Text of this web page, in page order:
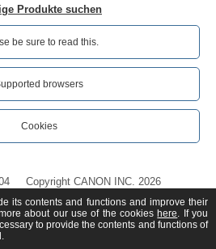
Produkte suchen
be sure to read this.‎
browsers
Cookies
Copyright CANON INC. 2026
its contents and functions and improve their
about our use of the cookies here. If you
to provide the contents and functions of